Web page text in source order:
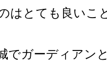
はとても良いこ
でガーディアン